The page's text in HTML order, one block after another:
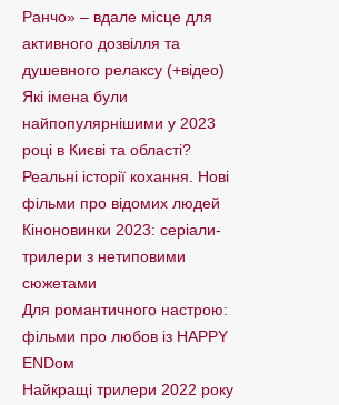
Ранчо» – вдале місце для
активного дозвілля та
душевного релаксу (+відео)
Які імена були
найпопулярнішими у 2023
році в Києві та області?
Реальні історії кохання. Нові
фільми про відомих людей
Кіноновинки 2023: серіали-
трилери з нетиповими
сюжетами
Для романтичного настрою:
фільми про любов із HAPPY
ENDом
Найкращі трилери 2022 року